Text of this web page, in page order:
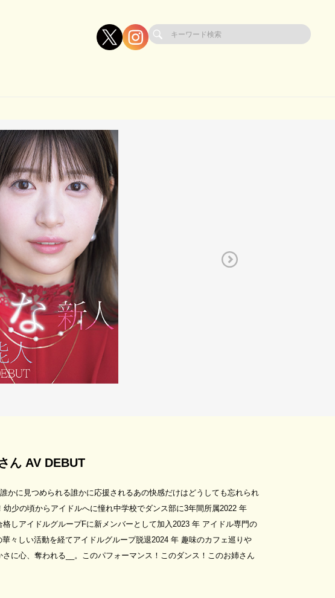
ん AV DEBUT
に見つめられる誰かに応援されるあの快感だけはどうしても忘れられ
少の頃からアイドルへに憧れ中学校でダンス部に3年間所属2022 年
しアイドルグループFに新メンバーとして加入2023 年 アイドル専門の
々しい活動を経てアイドルグループ脱退2024 年 趣味のカフェ巡りや
に心、奪われる__。このパフォーマンス！このダンス！このお姉さん